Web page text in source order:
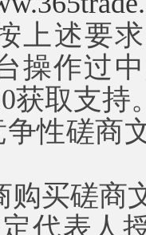
上述要
操作过
获取支持
争性磋商
购买磋商
代表人